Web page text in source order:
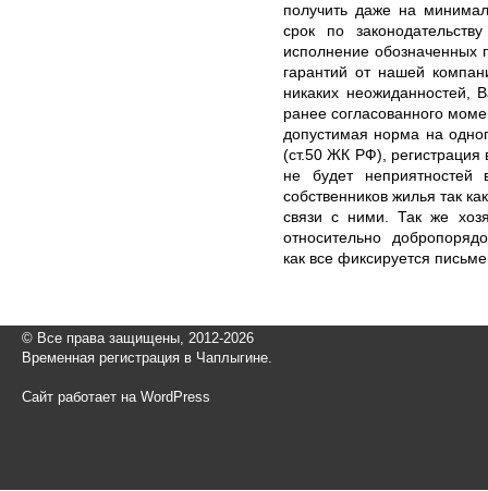
получить даже на
срок по
исполнение обозначенных
гарантий от нашей
никаких неожиданностей,
ранее согласованного
допустимая норма на
(ст.50 ЖК РФ), регистрация
не будет
собственников жилья так
связи с ними. Так же
относительно
как все фиксируется
© Все права защищены, 2012-2026
Временная регистрация в Чаплыгине.
Сайт работает на WordPress